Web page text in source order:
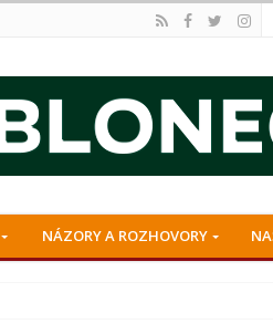
NÁZORY A ROZHOVORY